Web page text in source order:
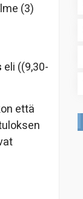
(3)
eli ((9,30-
että